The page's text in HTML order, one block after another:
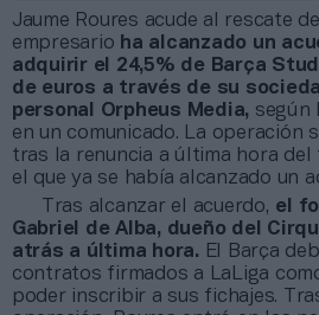
Jaume Roures acude al rescate
empresario ha alcanzado un
adquirir el 24,5% de Barça
de euros a través de su
personal Orpheus Media, según
en un comunicado. La operación
tras la renuncia a última hora del
el que ya se había alcanzado un
Tras alcanzar el acuerdo, el
Gabriel de Alba, dueño del
atrás a última hora. El Barça
contratos firmados a LaLiga
poder inscribir a sus fichajes.